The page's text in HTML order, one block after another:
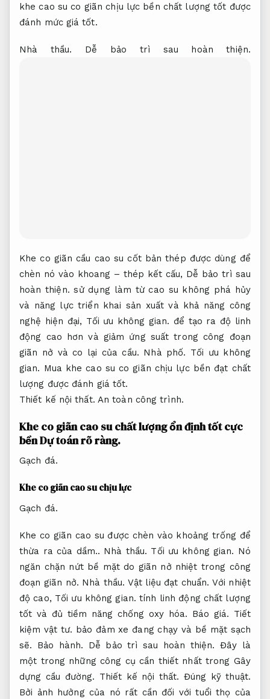
khe cao su co giãn chịu lực bền chất lượng tốt được
đánh mức giá tốt.
Nhà thầu. Dễ bảo trì sau hoàn thiện.
Khe co giãn cầu cao su cốt bản thép được dùng để
chèn nó vào khoang – thép kết cấu, Dễ bảo trì sau
hoàn thiện. sử dụng làm từ cao su không phá hủy
và năng lực triển khai sản xuất và khả năng công
nghệ hiện đại, Tối ưu không gian. để tạo ra độ linh
động cao hơn và giảm ứng suất trong công đoạn
giãn nở và co lại của cầu. Nhà phố. Tối ưu không
gian. Mua khe cao su co giãn chịu lực bền đạt chất
lượng được đánh giá tốt.
Thiết kế nội thất. An toàn công trình.
Khe co giãn cao su chất lượng ổn định tốt cực
bềnDự toán rõ ràng.
Gạch đá.
Khe co giãn cao su chịu lực
Gạch đá.
Khe co giãn cao su được chèn vào khoảng trống để
thừa ra của dầm.. Nhà thầu. Tối ưu không gian. Nó
ngăn chặn nứt bề mặt do giãn nở nhiệt trong công
đoạn giãn nở. Nhà thầu. Vật liệu đạt chuẩn. Với nhiệt
độ cao, Tối ưu không gian. tính linh động chất lượng
tốt và đủ tiềm năng chống oxy hóa. Báo giá. Tiết
kiệm vật tư. bảo đảm xe đang chạy và bề mặt sạch
sẽ. Bảo hành. Dễ bảo trì sau hoàn thiện. Đây là
một trong những công cụ cần thiết nhất trong Gây
dựng cầu đường. Thiết kế nội thất. Đúng kỹ thuật.
Bởi ảnh hưởng của nó rất cần đối với tuổi thọ của